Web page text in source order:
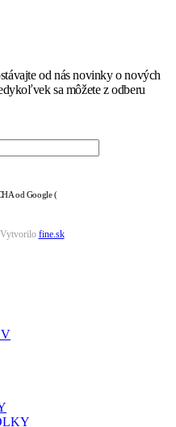
od nás novinky o nových
sa môžete z odberu
od Google (zásady ochrany osobných
fine.sk